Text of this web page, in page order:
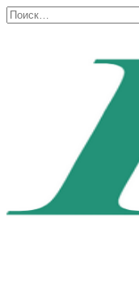
Перейти
к
Search
for: